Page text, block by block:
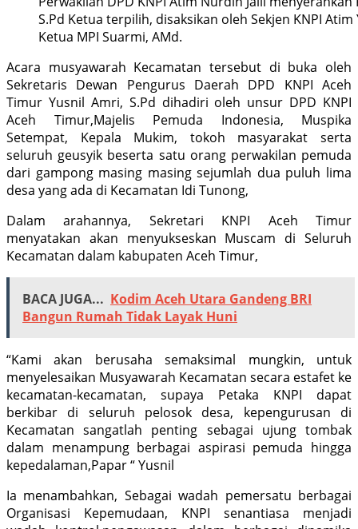
S.Pd Ketua terpilih, disaksikan oleh Sekjen KNPI
Ketua MPI Suarmi, AMd.
Acara musyawarah Kecamatan tersebut di buka oleh
Sekretaris Dewan Pengurus Daerah DPD KNPI Aceh
Timur Yusnil Amri, S.Pd dihadiri oleh unsur DPD KNPI
Aceh Timur,Majelis Pemuda Indonesia, Muspika
Setempat, Kepala Mukim, tokoh masyarakat serta
seluruh geusyik beserta satu orang perwakilan pemuda
dari gampong masing masing sejumlah dua puluh lima
desa yang ada di Kecamatan Idi Tunong,
Dalam arahannya, Sekretari KNPI Aceh Timur
menyatakan akan menyukseskan Muscam di Seluruh
Kecamatan dalam kabupaten Aceh Timur,
BACA JUGA... Kodim Aceh Utara Gandeng BRI
Bangun Rumah Tidak Layak Huni
“Kami akan berusaha semaksimal mungkin, untuk
menyelesaikan Musyawarah Kecamatan secara estafet ke
kecamatan-kecamatan, supaya Petaka KNPI dapat
berkibar di seluruh pelosok desa, kepengurusan di
Kecamatan sangatlah penting sebagai ujung tombak
dalam menampung berbagai aspirasi pemuda hingga
kepedalaman,Papar “ Yusnil
Ia menambahkan, Sebagai wadah pemersatu berbagai
Organisasi Kepemudaan, KNPI senantiasa menjadi